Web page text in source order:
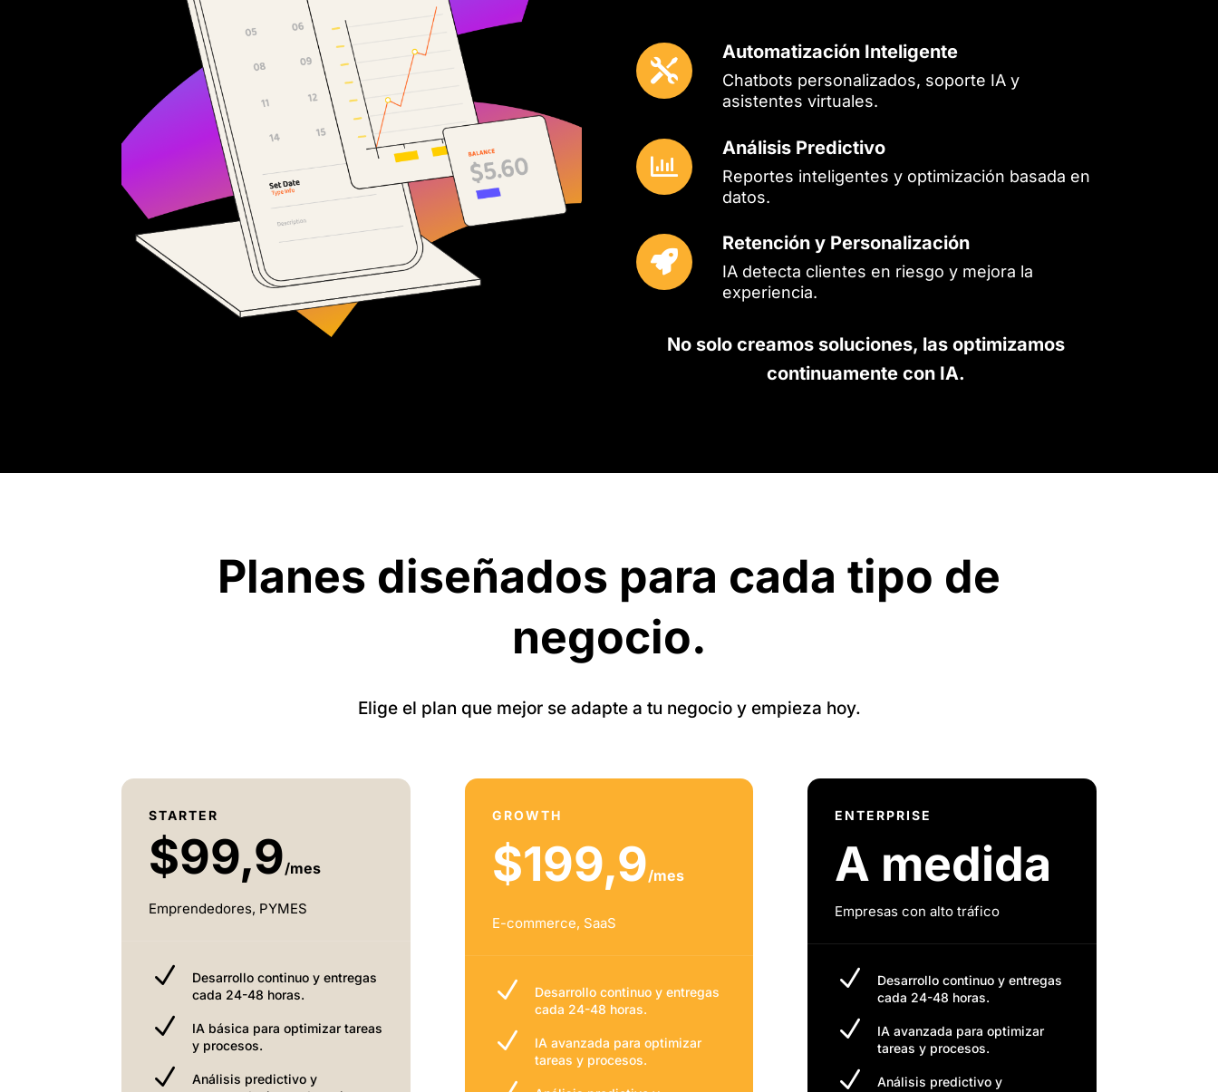

Automatización Inteligente
Chatbots personalizados, soporte IA y
asistentes virtuales.

Análisis Predictivo
Reportes inteligentes y optimización basada en
datos.

Retención y Personalización
IA detecta clientes en riesgo y mejora la
experiencia.
No solo creamos soluciones, las optimizamos
continuamente con IA.
Planes diseñados para cada tipo de
negocio.
Elige el plan que mejor se adapte a tu negocio y empieza hoy.
STARTER
$99,9/mes
Emprendedores, PYMES
N
Desarrollo continuo y entregas
cada 24-48 horas.
N
IA básica para optimizar tareas
y procesos.
N
Análisis predictivo y
GROWTH
$199,9/mes
E-commerce, SaaS
N
Desarrollo continuo y entregas
cada 24-48 horas.
N
IA avanzada para optimizar
tareas y procesos.
ENTERPRISE
A medida
Empresas con alto tráfico
N
Desarrollo continuo y entregas
cada 24-48 horas.
N
IA avanzada para optimizar
tareas y procesos.
N
Análisis predictivo y